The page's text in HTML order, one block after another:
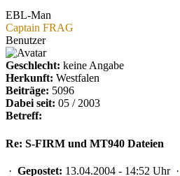
EBL-Man
Captain FRAG
Benutzer
Geschlecht: keine Angabe
Herkunft: Westfalen
Beiträge: 5096
Dabei seit: 05 / 2003
Betreff:
Re: S-FIRM und MT940 Dateien
· Gepostet: 13.04.2004 - 14:52 Uhr ·